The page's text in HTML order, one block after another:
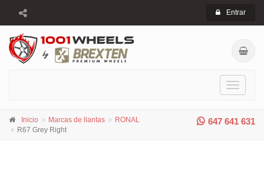
Entrar
Toggle
647 641 631
Inicio Marcas de llantas
RONAL
R67 Grey Right